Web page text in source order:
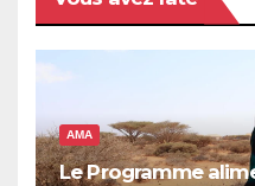
AMA
Le Programme